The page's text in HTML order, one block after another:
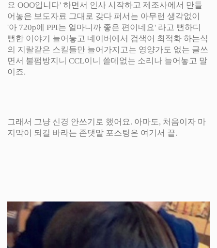
요 OOO입니다' 하면서 인사 시작하고 제조사에서 만들
어놓은 보도자료 그대로 갖다 퍼서는 아무런 생각없이
'아 720p에 PPI는 얼마니까 좋은 편이네요' 라고 뻔하디
뻔한 이야기 늘어놓고 네이버에서 검색어 최적화 하는식
의 지랄같은 스킬들만 늘어가지고는 영양가도 없는 글쓰
면서 불펌방지니 CCL이니 쓸데없는 소리나 늘어놓고 말
이죠.
그래서 그냥 신경 안쓰기로 했어요. 아마도, 처음이자 마
지막이 되길 바라는 존댓말 포스팅은 여기서 끝.